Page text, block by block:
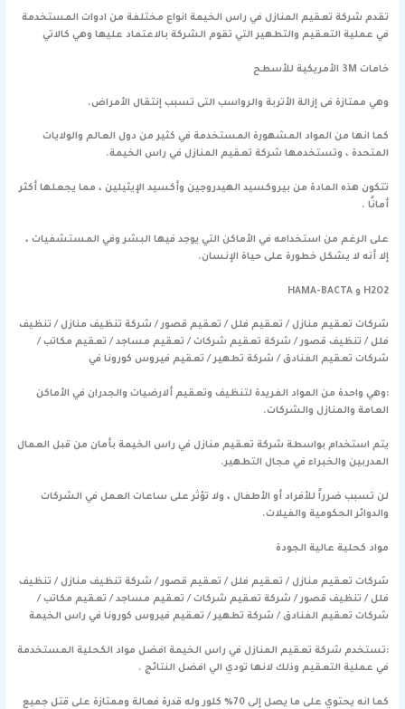
تقدم شركة تعقيم المنازل في راس الخيمة انواع مختلفة من ادوات المستخدمة
في عملية التعقيم والتطهير التي تقوم الشركة بالاعتماد عليها وهي كالاتي
خامات 3M الأمريكية للأسطح
وهي ممتازة فى إزالة الأتربة والرواسب التى تسبب إنتقال الأمراض.
كما انها من المواد المشهورة المستخدمة في كثير من دول العالم والولايات
المتحدة ، وتستخدمها شركة تعقيم المنازل في راس الخيمة.
تتكون هذه المادة من بيروكسيد الهيدروجين وأكسيد الإيثيلين ، مما يجعلها أكثر
أمانًا .
على الرغم من استخدامه في الأماكن التي يوجد فيها البشر وفي المستشفيات ،
إلا أنه لا يشكل خطورة على حياة الإنسان.
H2O2 و HAMA-BACTA
شركات تعقيم منازل / تعقيم فلل / تعقيم قصور / شركة تنظيف منازل / تنظيف
فلل / تنظيف قصور / شركة تعقيم شركات / تعقيم مساجد / تعقيم مكاتب /
شركات تعقيم الفنادق / شركة تطهير / تعقيم فيروس كورونا في
:وهي واحدة من المواد الفريدة لتنظيف وتعقيم ألارضيات والجدران في الأماكن
العامة والمنازل والشركات.
يتم استخدام بواسطة شركة تعقيم منازل في راس الخيمة بأمان من قبل العمال
المدربين والخبراء في مجال التطهير.
لن تسبب ضرراً للأفراد أو الأطفال ، ولا تؤثر على ساعات العمل في الشركات
والدوائر الحكومية والفيلات.
مواد كحلية عالية الجودة
شركات تعقيم منازل / تعقيم فلل / تعقيم قصور / شركة تنظيف منازل / تنظيف
فلل / تنظيف قصور / شركة تعقيم شركات / تعقيم مساجد / تعقيم مكاتب /
شركات تعقيم الفنادق / شركة تطهير / تعقيم فيروس كورونا في راس الخيمة
:تستخدم شركة تعقيم المنازل في راس الخيمة افضل مواد الكحلية المستخدمة
في عملية التعقيم وذلك لانها تودي الي افضل النتائج .
كما انه يحتوي على ما يصل إلى 70٪ كلور وله قدرة فعالة وممتازة على قتل جميع